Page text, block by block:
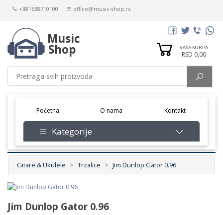
+381638710100 office@music-shop.rs
Music
Shop VAŠA KORPA
RSD 0,00
Početna(current) O nama Kontakt
Kategorije
Gitare & Ukulele Trzalice Jim Dunlop Gator 0.96
Jim Dunlop Gator 0.96